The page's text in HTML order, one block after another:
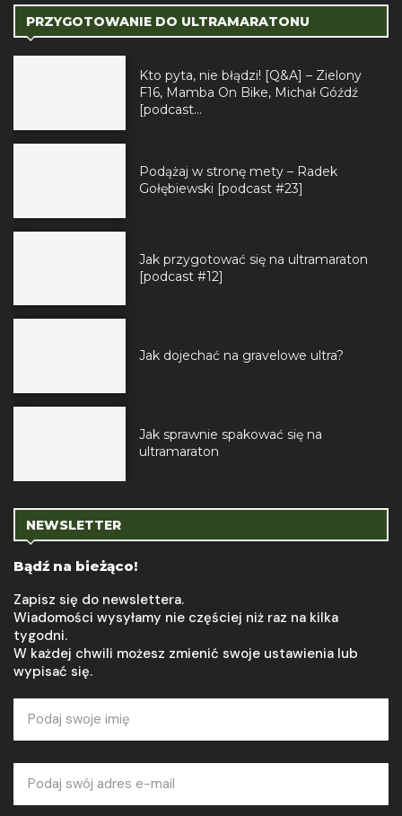
PRZYGOTOWANIE DO ULTRAMARATONU
Kto pyta, nie błądzi! [Q&A] – Zielony
F16, Mamba On Bike, Michał Góźdź
[podcast...
Podążaj w stronę mety – Radek
Gołębiewski [podcast #23]
Jak przygotować się na ultramaraton
[podcast #12]
Jak dojechać na gravelowe ultra?
Jak sprawnie spakować się na
ultramaraton
NEWSLETTER
Bądź na bieżąco!
Zapisz się do newslettera.
Wiadomości wysyłamy nie częściej niż raz na kilka
tygodni.
W każdej chwili możesz zmienić swoje ustawienia lub
wypisać się.